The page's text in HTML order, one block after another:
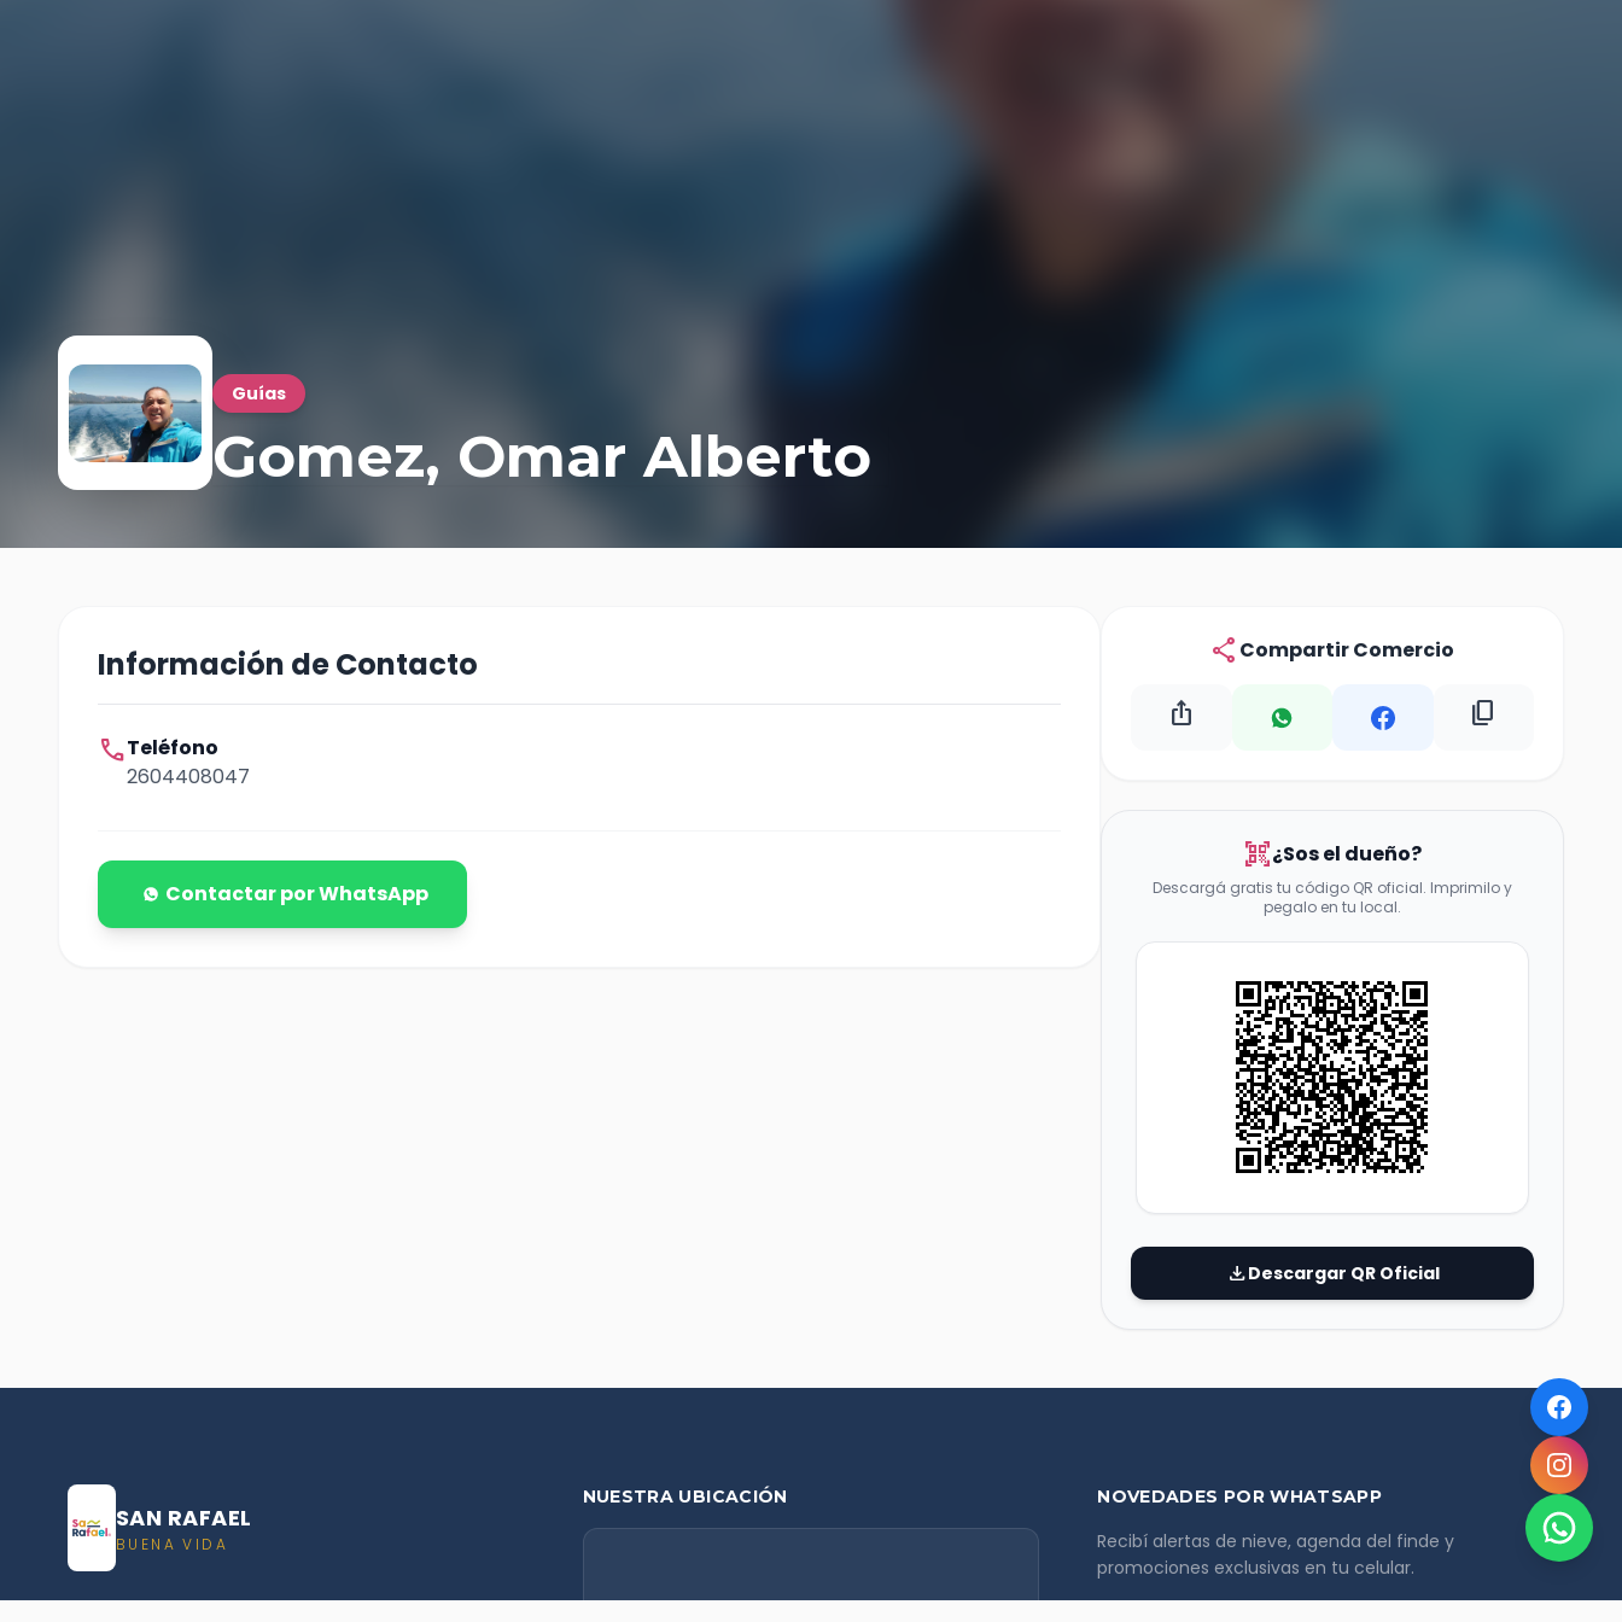
Guías
Gomez, Omar Alberto
Información de Contacto
callTeléfono
2604408047
Contactar por WhatsApp
share Compartir Comercio
ios_share content_copy
qr_code_scanner¿Sos el dueño?
Descargá gratis tu código QR oficial. Imprimilo y
pegalo en tu local.
downloadDescargar QR Oficial
SAN RAFAEL
BUENA VIDA
NUESTRA UBICACIÓN NOVEDADES POR WHATSAPP
Recibí alertas de nieve, agenda del finde y
promociones exclusivas en tu celular.